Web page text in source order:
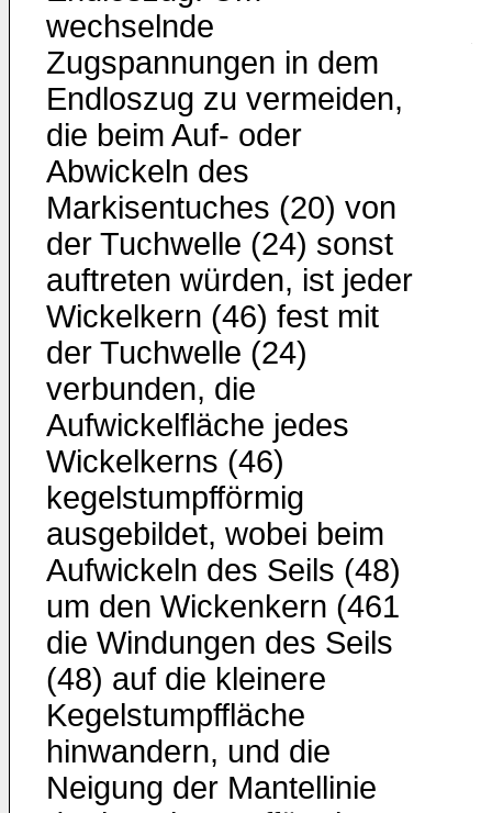
wechselnde
Zugspannungen in dem
Endloszug zu vermeiden,
die beim Auf- oder
Abwickeln des
Markisentuches (20) von
der Tuchwelle (24) sonst
auftreten würden, ist jeder
Wickelkern (46) fest mit
der Tuchwelle (24)
verbunden, die
Aufwickelfläche jedes
Wickelkerns (46)
kegelstumpfförmig
ausgebildet, wobei beim
Aufwickeln des Seils (48)
um den Wickenkern (461
die Windungen des Seils
(48) auf die kleinere
Kegelstumpffläche
hinwandern, und die
Neigung der Mantellinie